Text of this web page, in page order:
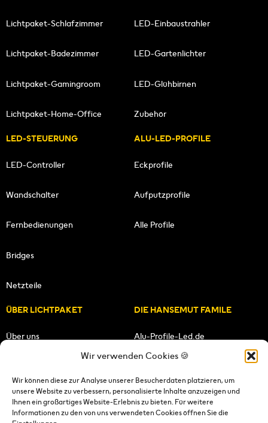
Wir verwenden Cookies 🍪
Wir können diese zur Analyse unserer Besucherdaten platzieren, um
unsere Website zu verbessern, personalisierte Inhalte anzuzeigen und
Ihnen ein großartiges Website-Erlebnis zu bieten. Für weitere
Informationen zu den von uns verwendeten Cookies öffnen Sie die
Lichtpaket-Schlafzimmer
Lichtpaket-Badezimmer
Lichtpaket-Gamingroom
Lichtpaket-Home-Office
LED-Einbaustrahler
LED-Gartenlichter
LED-Glühbirnen
Zubehör
LED-STEUERUNG
LED-Controller
Wandschalter
Fernbedienungen
Bridges
Netzteile
ALU-LED-PROFILE
Eckprofile
Aufputzprofile
Alle Profile
ÜBER LICHTPAKET
Über uns
Unser Team
DIE HANSEMUT FAMILE
Alu-Profile-Led.de
Lichtpaket.de